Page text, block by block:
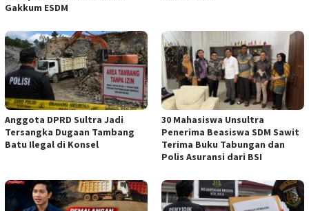
Gakkum ESDM
Anggota DPRD Sultra Jadi
Tersangka Dugaan Tambang
Batu Ilegal di Konsel
30 Mahasiswa Unsultra
Penerima Beasiswa SDM Sawit
Terima Buku Tabungan dan
Polis Asuransi dari BSI